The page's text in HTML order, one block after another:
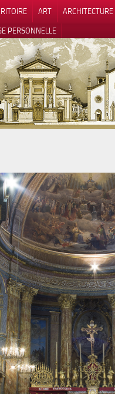
ART ARCHITECTURE
PERSONNELLE